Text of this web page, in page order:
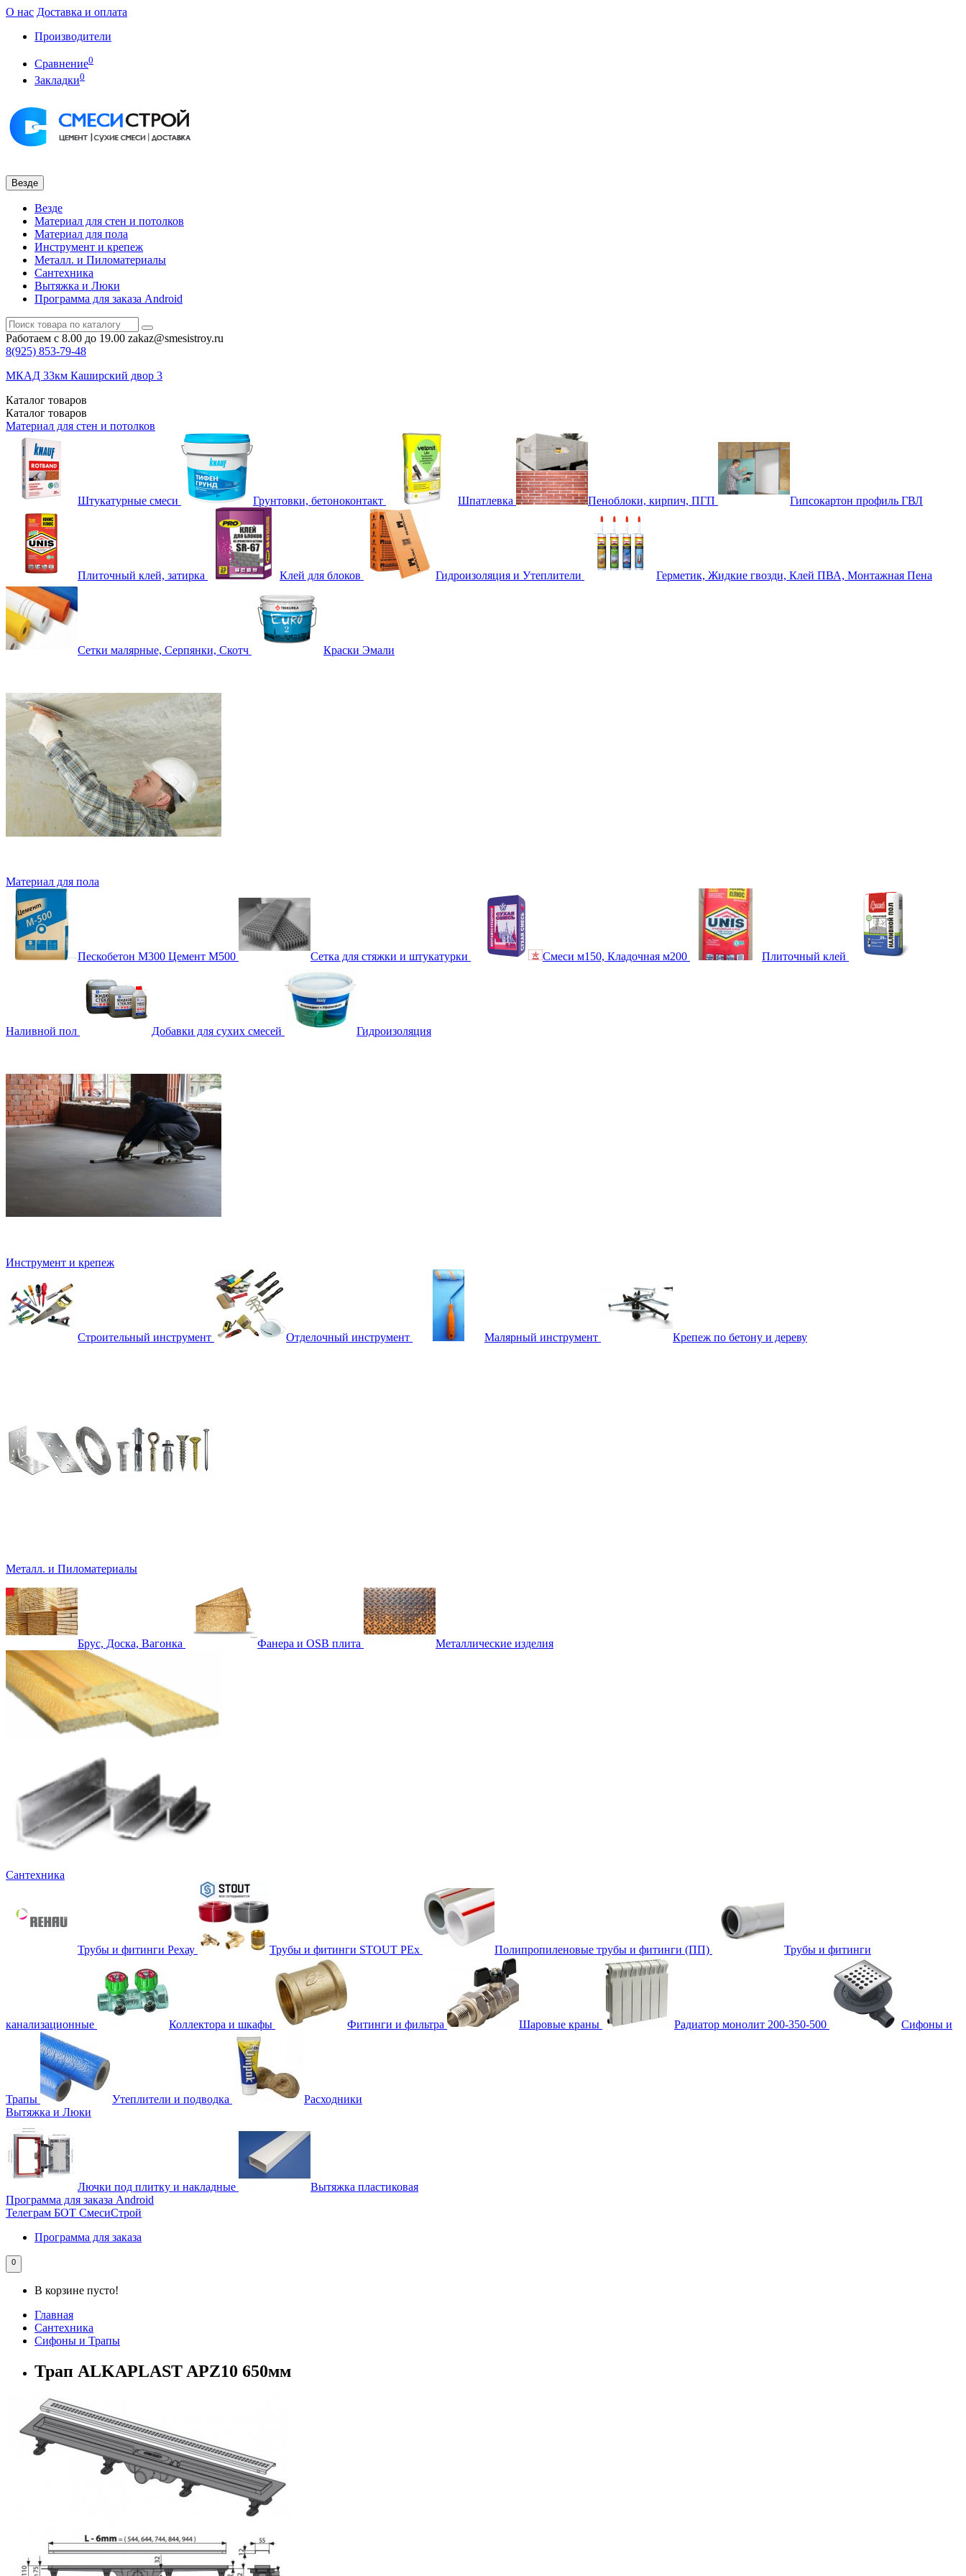
О нас Доставка и оплата
Производители
Сравнение0
Закладки0
Везде
Везде
Материал для стен и потолков
Материал для пола
Инструмент и крепеж
Металл. и Пиломатериалы
Сантехника
Вытяжка и Люки
Программа для заказа Android
Работаем с 8.00 до 19.00 zakaz@smesistroy.ru
8(925) 853-79-48
МКАД 33км Каширский двор 3
Каталог товаров
Каталог товаров
Материал для стен и потолков
Штукатурные смеси Грунтовки, бетоноконтакт Шпатлевка Пеноблоки, кирпич, ПГП Гипсокартон профиль ГВЛ
Плиточный клей, затирка Клей для блоков Гидроизоляция и Утеплители Герметик, Жидкие гвозди, Клей ПВА, Монтажная Пена
Сетки малярные, Серпянки, Скотч Краски Эмали
Материал для пола
Пескобетон М300 Цемент М500 Сетка для стяжки и штукатурки Смеси м150, Кладочная м200 Плиточный клей
Наливной пол Добавки для сухих смесей Гидроизоляция
Инструмент и крепеж
Строительный инструмент Отделочный инструмент Малярный инструмент Крепеж по бетону и дереву
Металл. и Пиломатериалы
Брус, Доска, Вагонка Фанера и OSB плита Металлические изделия
Сантехника
Трубы и фитинги Рехау Трубы и фитинги STOUT PEx Полипропиленовые трубы и фитинги (ПП) Трубы и фитинги
канализационные Коллектора и шкафы Фитинги и фильтра Шаровые краны Радиатор монолит 200-350-500 Сифоны и
Трапы Утеплители и подводка
Расходники
Вытяжка и Люки
Лючки под плитку и накладные
Вытяжка пластиковая
Программа для заказа Android
Телеграм БОТ СмесиСтрой
Программа для заказа
0
В корзине пусто!
Главная
Сантехника
Сифоны и Трапы
Трап ALKAPLAST APZ10 650мм